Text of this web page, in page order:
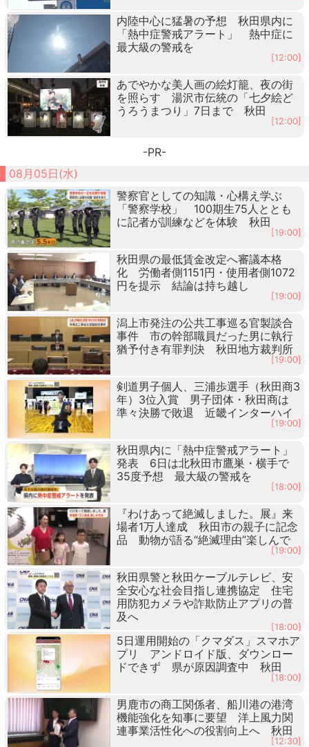
内陸中心に猛暑の予想 秋田県内に
「熱中症警戒アラート」 熱中症に
最大級の警戒を
[12:00]
あでやかな美人画の絵灯籠、夜の街
を照らす 湯沢市伝統の「七夕絵ど
うろうまつり」7日まで 秋田
[12:00]
-PR-
08月05日(水)
警察官としての知識・心構え学ぶ
「警察学校」 100期生75人ととも
に記者が訓練などを体験 秋田
[19:00]
秋田県の最低賃金改定へ審議本格
化 労働者側1151円・使用者側1072
円を提示 結論は持ち越し
[19:00]
潟上市発注の公共工事巡る官製談合
事件 市の幹部職員だった男に執行
猶予付き有罪判決 秋田地方裁判所
[19:00]
剣道男子個人、三浦歩選手（秋田商3
年）3位入賞 男子団体・秋田商は
準々決勝で敗退 近畿インターハイ
[19:00]
秋田県内に「熱中症警戒アラート」
発表 6日は北秋田市鷹巣・横手で
35度予想 最大級の警戒を
[18:00]
『わけあって絶滅しました。展』来
場者1万人達成 秋田市の親子に記念
品 動物が語る“絶滅理由”楽しんで
[19:00]
秋田県警と秋田ケーブルテレビ、安
全安心な社会目指し連携協定 住宅
用防犯カメラや詐欺防止アプリの普
及へ
[18:00]
5日運用開始の「クマダス」スマホア
プリ アンドロイド版、ダウンロー
ドできず 県が原因調査中 秋田
[18:00]
男鹿市の商工関係者、船川港の港湾
機能強化を知事に要望 洋上風力関
連事業活性化への役割向上へ 秋田
[12:30]